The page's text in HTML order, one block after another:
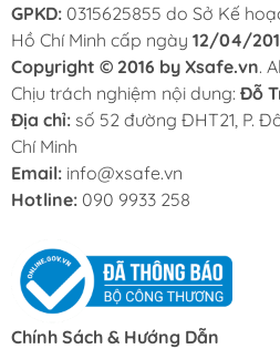
GPKD: 0315625855 do Sở Kế
Hồ Chí Minh cấp ngày 12/04/
Copyright © 2016 by Xsafe.vn.
Chịu trách nghiệm nội dung: Đỗ
Địa chỉ: số 52 đường ĐHT21, P.
Chí Minh
Email: info@xsafe.vn
Hotline: 090 9933 258
Chính Sách & Hướng Dẫn